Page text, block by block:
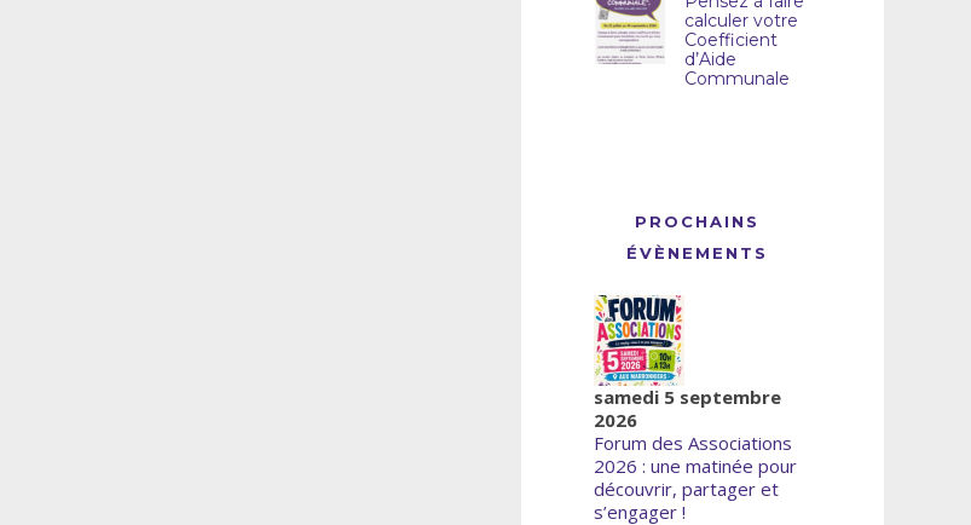
calculer votre
Coefficient
d’Aide
Communale
PROCHAINS
ÉVÈNEMENTS
samedi 5 septembre
2026
Forum des Associations
2026 : une matinée pour
découvrir, partager et
s’engager !